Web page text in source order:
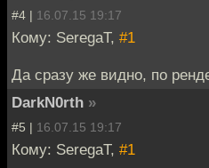
#4 | 16.07.15 19:17
Кому: SeregaT, #1
Да сразу же видно, по
DarkN0rth »
#5 | 16.07.15 19:17
Кому: SeregaT, #1